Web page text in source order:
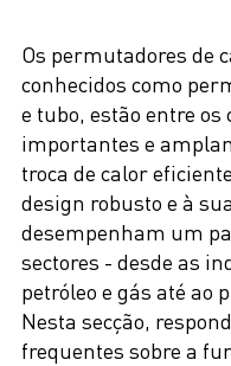
Os permutadores de
conhecidos como
e tubo, estão entre
importantes e
troca de calor
design robusto e à
desempenham um
sectores - desde as
petróleo e gás até ao
Nesta secção,
frequentes sobre a